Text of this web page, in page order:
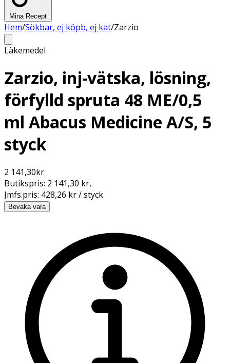
Mina Recept
Hem/Sökbar, ej köpb, ej kat/Zarzio
Läkemedel
Zarzio, inj-vätska, lösning,
förfylld spruta 48 ME/0,5
ml Abacus Medicine A/S, 5
styck
2 141,30kr
Butikspris: 2 141,30 kr,
Jmfs.pris: 428,26 kr / styck
Bevaka vara